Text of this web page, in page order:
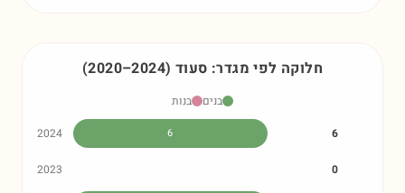
חלוקה לפי מגדר: סעוד (2020–2024)
בנים
בנות
2024
6 6
2023 0